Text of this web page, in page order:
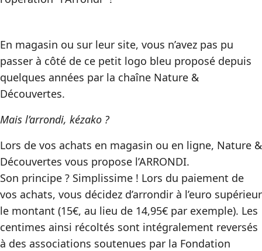
En magasin ou sur leur site, vous n’avez pas pu
passer à côté de ce petit logo bleu proposé depuis
quelques années par la chaîne Nature &
Découvertes.
Mais l’arrondi, kézako ?
Lors de vos achats en magasin ou en ligne, Nature &
Découvertes vous propose l’ARRONDI.
Son principe ? Simplissime ! Lors du paiement de
vos achats, vous décidez d’arrondir à l’euro supérieur
le montant (15€, au lieu de 14,95€ par exemple). Les
centimes ainsi récoltés sont intégralement reversés
à des associations soutenues par la Fondation